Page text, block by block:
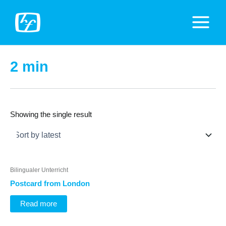
Inhalt
springen
Main
2 min
Showing the single result
Bilingualer Unterricht
Postcard from London
Read more